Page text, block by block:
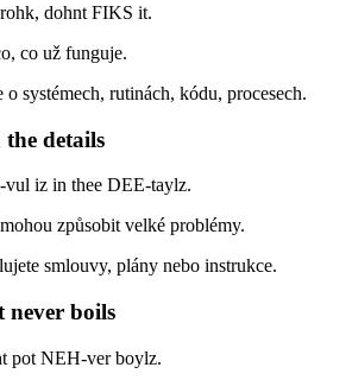
dohnt FIKS it.
co už funguje.
systémech, rutinách, kódu, procesech.
details
iz in thee DEE-taylz.
způsobit velké problémy.
smlouvy, plány nebo instrukce.
never boils
pot NEH-ver boylz.